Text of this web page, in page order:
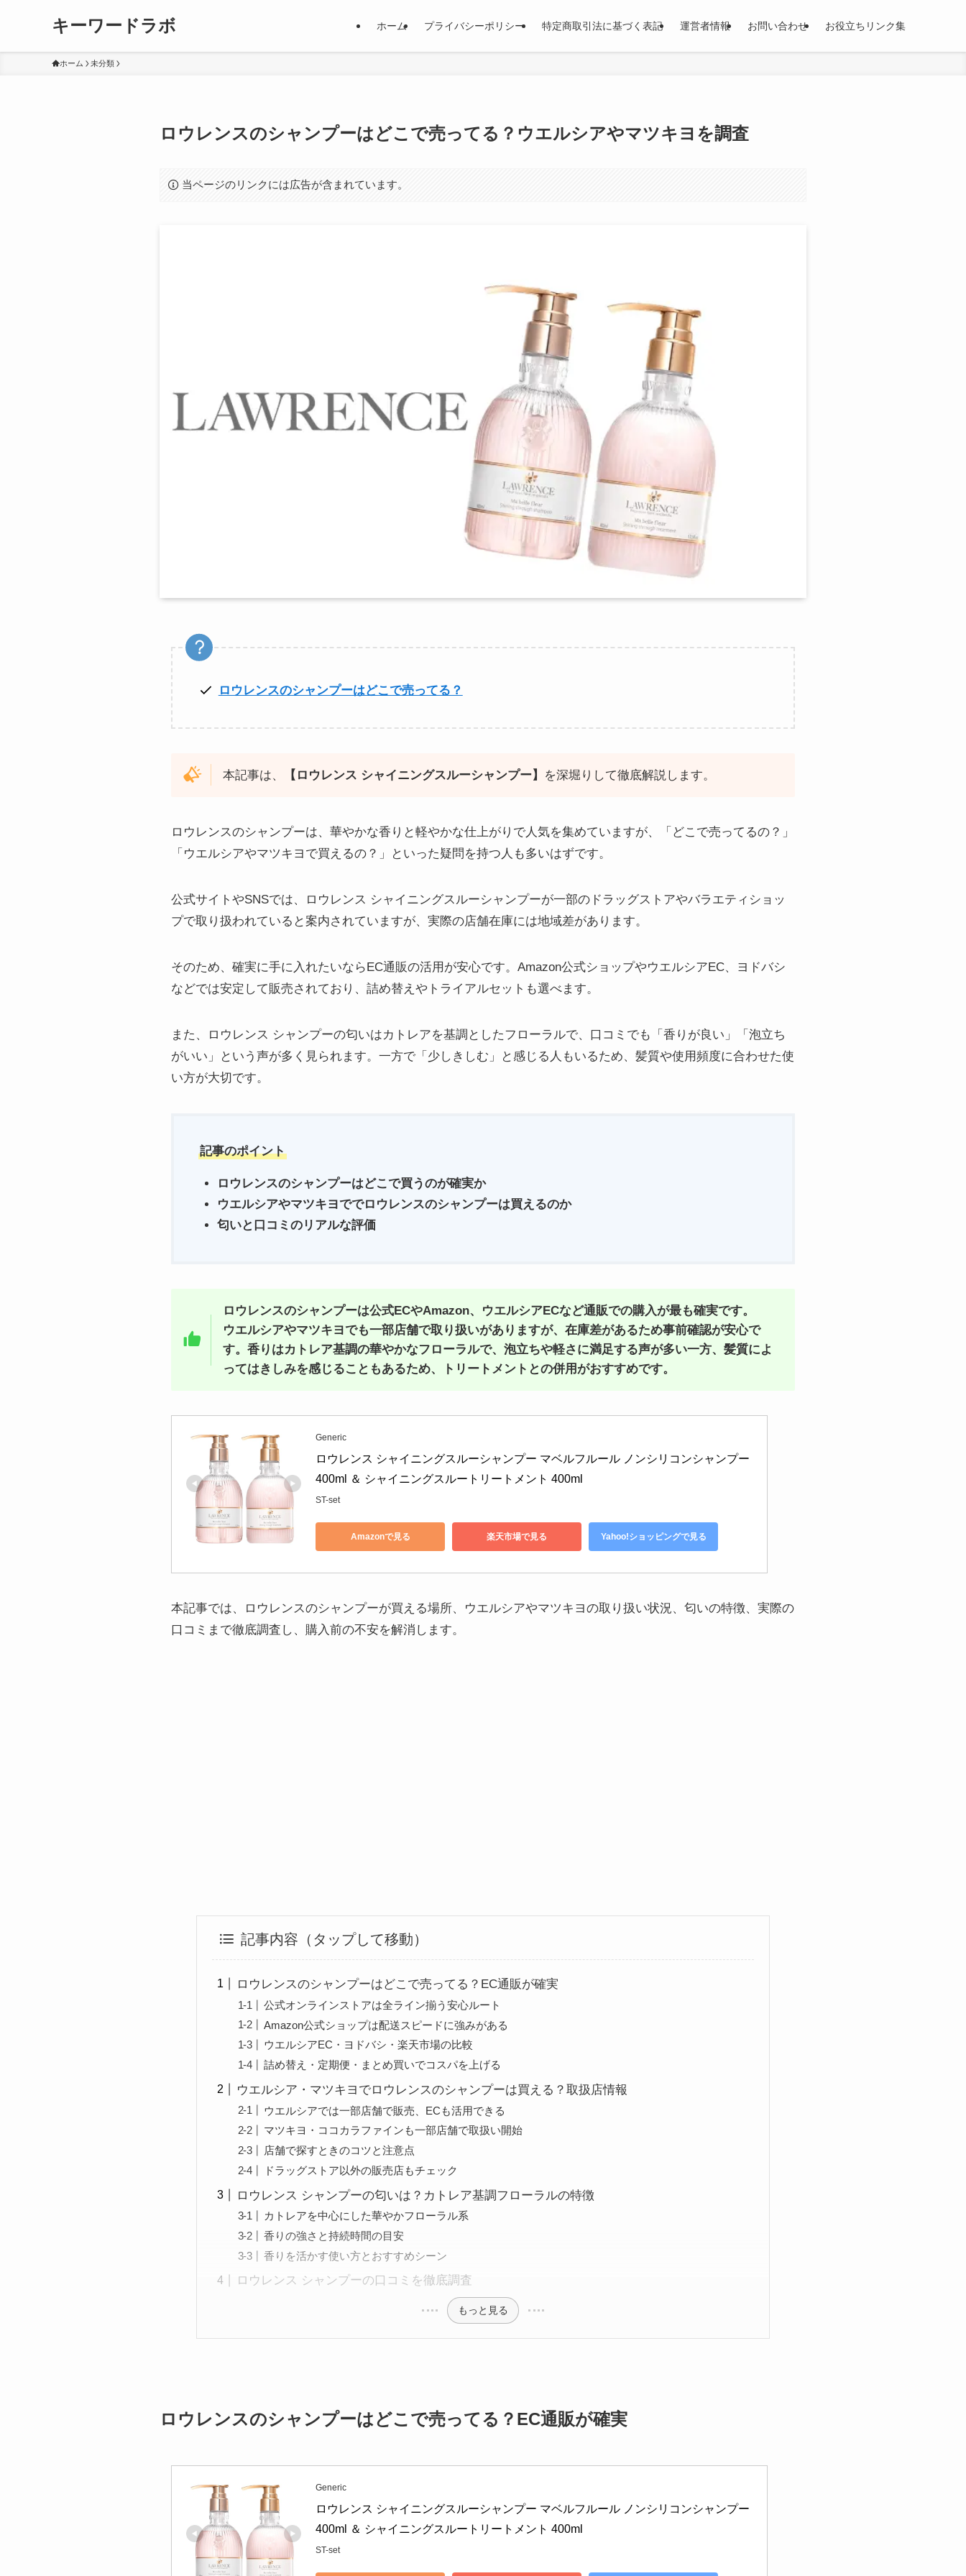
キーワードラボ ホーム プライバシーポリシー 特定商取引法に基づく表記 運営者情報 お問い合わせ お役立ちリンク集
ホーム 未分類
ロウレンスのシャンプーはどこで売ってる？ウエルシアやマツキヨを調査
当ページのリンクには広告が含まれています。
ロウレンスのシャンプーはどこで売ってる？
本記事は、 【ロウレンス シャイニングスルーシャンプー】 を深堀りして徹底解説します。
ロウレンスのシャンプーは、華やかな香りと軽やかな仕上がりで人気を集めていますが、「どこで売ってるの？」
「ウエルシアやマツキヨで買えるの？」といった疑問を持つ人も多いはずです。
公式サイトやSNSでは、ロウレンス シャイニングスルーシャンプーが一部のドラッグストアやバラエティショッ
プで取り扱われていると案内されていますが、実際の店舗在庫には地域差があります。
そのため、確実に手に入れたいならEC通販の活用が安心です。Amazon公式ショップやウエルシアEC、ヨドバシ
などでは安定して販売されており、詰め替えやトライアルセットも選べます。
また、ロウレンス シャンプーの匂いはカトレアを基調としたフローラルで、口コミでも「香りが良い」「泡立ち
がいい」という声が多く見られます。一方で「少しきしむ」と感じる人もいるため、髪質や使用頻度に合わせた使
い方が大切です。
記事のポイント
ロウレンスのシャンプーはどこで買うのが確実か
ウエルシアやマツキヨででロウレンスのシャンプーは買えるのか
匂いと口コミのリアルな評価
ロウレンスのシャンプーは公式ECやAmazon、ウエルシアECなど通販での購入が最も確実です。
ウエルシアやマツキヨでも一部店舗で取り扱いがありますが、在庫差があるため事前確認が安心で
す。香りはカトレア基調の華やかなフローラルで、泡立ちや軽さに満足する声が多い一方、髪質によ
ってはきしみを感じることもあるため、トリートメントとの併用がおすすめです。
Generic
ロウレンス シャイニングスルーシャンプー マベルフルール ノンシリコンシャンプー
400ml ＆ シャイニングスルートリートメント 400ml
ST-set
Amazonで見る 楽天市場で見る Yahoo!ショッピングで見る
本記事では、ロウレンスのシャンプーが買える場所、ウエルシアやマツキヨの取り扱い状況、匂いの特徴、実際の
口コミまで徹底調査し、購入前の不安を解消します。
記事内容（タップして移動）
ロウレンスのシャンプーはどこで売ってる？EC通販が確実
公式オンラインストアは全ライン揃う安心ルート
Amazon公式ショップは配送スピードに強みがある
ウエルシアEC・ヨドバシ・楽天市場の比較
詰め替え・定期便・まとめ買いでコスパを上げる
ウエルシア・マツキヨでロウレンスのシャンプーは買える？取扱店情報
ウエルシアでは一部店舗で販売、ECも活用できる
マツキヨ・ココカラファインも一部店舗で取扱い開始
店舗で探すときのコツと注意点
ドラッグストア以外の販売店もチェック
ロウレンス シャンプーの匂いは？カトレア基調フローラルの特徴
カトレアを中心にした華やかフローラル系
香りの強さと持続時間の目安
香りを活かす使い方とおすすめシーン
ロウレンス シャンプーの口コミを徹底調査
もっと見る
ロウレンスのシャンプーはどこで売ってる？EC通販が確実
Generic
ロウレンス シャイニングスルーシャンプー マベルフルール ノンシリコンシャンプー
400ml ＆ シャイニングスルートリートメント 400ml
ST-set